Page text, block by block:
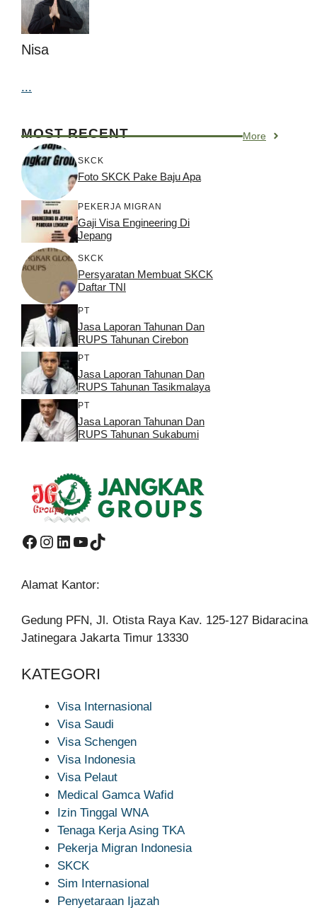
Nisa
...
MOST RECENT More
SKCK
Foto SKCK Pake Baju Apa
PEKERJA MIGRAN
Gaji Visa Engineering Di
Jepang
SKCK
Persyaratan Membuat SKCK
Daftar TNI
PT
Jasa Laporan Tahunan Dan
RUPS Tahunan Cirebon
PT
Jasa Laporan Tahunan Dan
RUPS Tahunan Tasikmalaya
PT
Jasa Laporan Tahunan Dan
RUPS Tahunan Sukabumi
Facebook
Instagram
LinkedIn
YouTube
TikTok
Alamat Kantor:
Gedung PFN, Jl. Otista Raya Kav. 125-127 Bidaracina
Jatinegara Jakarta Timur 13330
KATEGORI
Visa Internasional
Visa Saudi
Visa Schengen
Visa Indonesia
Visa Pelaut
Medical Gamca Wafid
Izin Tinggal WNA
Tenaga Kerja Asing TKA
Pekerja Migran Indonesia
SKCK
Sim Internasional
Penyetaraan Ijazah